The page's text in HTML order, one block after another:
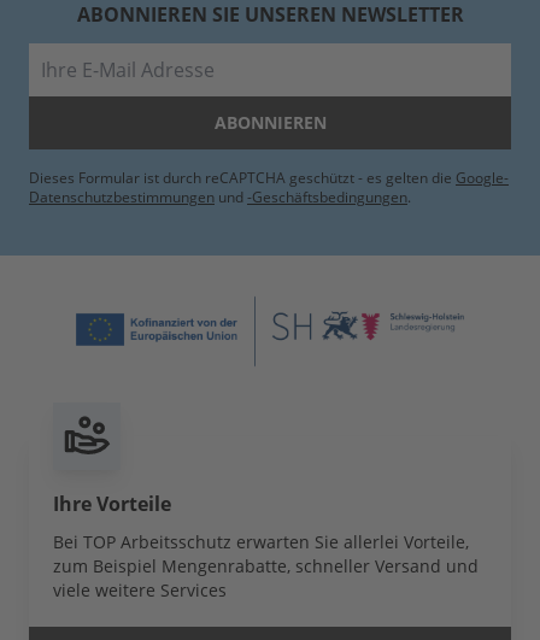
ABONNIEREN SIE UNSEREN NEWSLETTER
ABONNIEREN
Dieses Formular ist durch reCAPTCHA geschützt - es gelten die Google-
Datenschutzbestimmungen und -Geschäftsbedingungen.
Ihre Vorteile
Bei TOP Arbeitsschutz erwarten Sie allerlei Vorteile,
zum Beispiel Mengenrabatte, schneller Versand und
viele weitere Services